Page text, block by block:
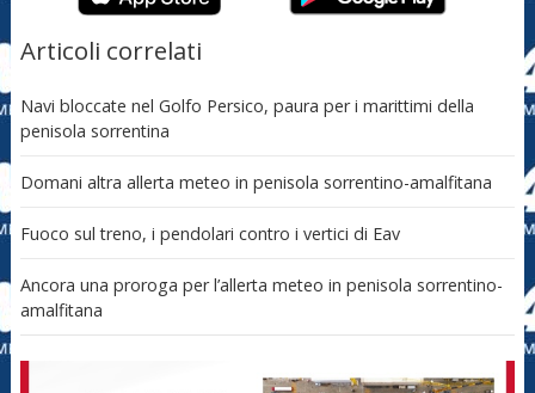
Articoli correlati
Navi bloccate nel Golfo Persico, paura per i marittimi della
penisola sorrentina
Domani altra allerta meteo in penisola sorrentino-amalfitana
Fuoco sul treno, i pendolari contro i vertici di Eav
Ancora una proroga per l’allerta meteo in penisola sorrentino-
amalfitana